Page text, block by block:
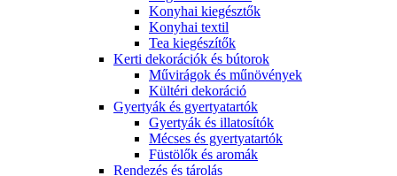
Konyhai kiegésztők
Konyhai textil
Tea kiegészítők
Kerti dekorációk és bútorok
Művirágok és műnövények
Kültéri dekoráció
Gyertyák és gyertyatartók
Gyertyák és illatosítók
Mécses és gyertyatartók
Füstölők és aromák
Rendezés és tárolás